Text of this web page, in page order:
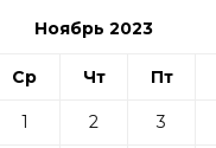
Ноябрь 2023
Ср Чт Пт
1 2 3